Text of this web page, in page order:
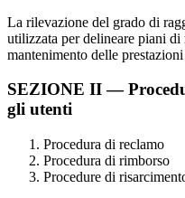
La rilevazione del grado di
utilizzata per delineare piani
mantenimento delle prestazioni
SEZIONE II —
gli utenti
Procedura di reclamo
Procedura di rimborso
Procedure di